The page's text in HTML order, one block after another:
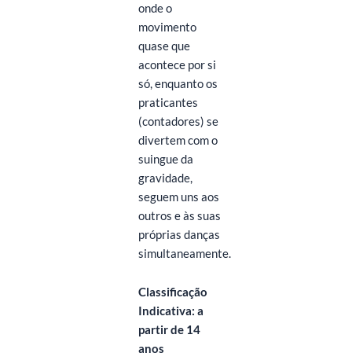
onde o
movimento
quase que
acontece por si
só, enquanto os
praticantes
(contadores) se
divertem com o
suingue da
gravidade,
seguem uns aos
outros e às suas
próprias danças
simultaneamente.
Classificação
Indicativa: a
partir de 14
anos